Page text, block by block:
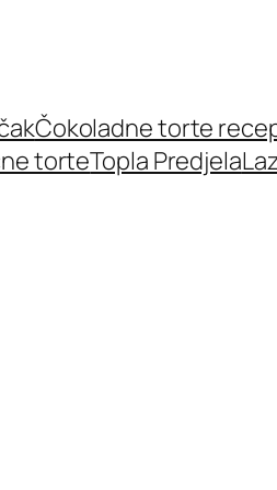
Čokoladne torte
torteTopla Predjela